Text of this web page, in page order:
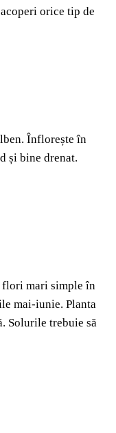
orice tip de
Înflorește în
și bine drenat.
flori mari simple în
mai-iunie. Planta
Solurile trebuie să